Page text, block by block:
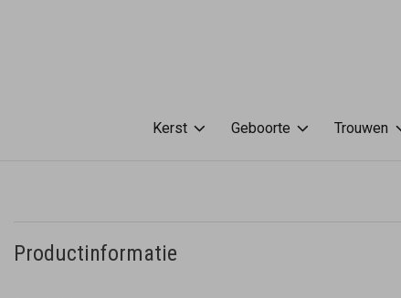
Kerst Geboorte Trouwen
Productinformatie